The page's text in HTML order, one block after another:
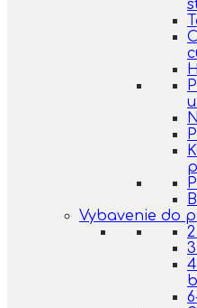
Vybavenie do